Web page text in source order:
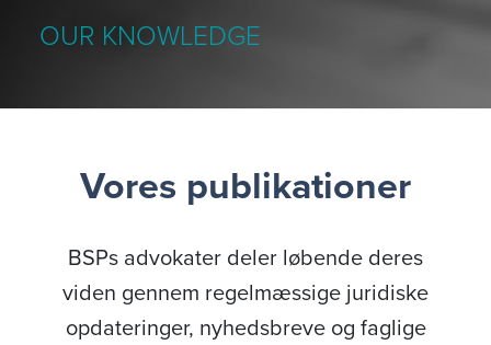
OUR KNOWLEDGE
Vores publikationer
BSPs advokater deler løbende deres
viden gennem regelmæssige juridiske
opdateringer, nyhedsbreve og faglige